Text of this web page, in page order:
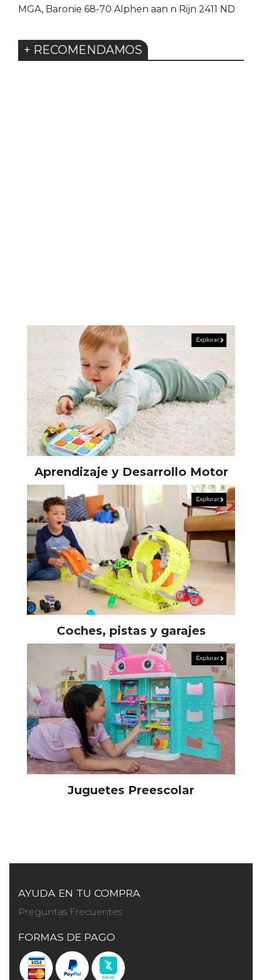
MGA, Baronie 68-70 Alphen aan n Rijn 2411 ND
+ RECOMENDAMOS
Aprendizaje y Desarrollo Motor
Coches, pistas y garajes
Juguetes Preescolar
AYUDA EN TU COMPRA
Preguntas Frecuentes
FORMAS DE PAGO